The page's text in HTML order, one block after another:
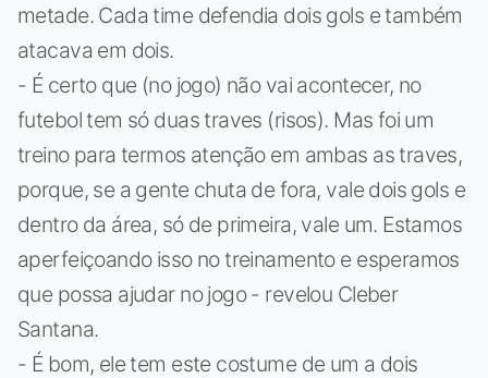
metade. Cada time defendia dois gols e também
atacava em dois.
- É certo que (no jogo) não vai acontecer, no
futebol tem só duas traves (risos). Mas foi um
treino para termos atenção em ambas as traves,
porque, se a gente chuta de fora, vale dois gols e
dentro da área, só de primeira, vale um. Estamos
aperfeiçoando isso no treinamento e esperamos
que possa ajudar no jogo - revelou Cleber
Santana.
- É bom, ele tem este costume de um a dois